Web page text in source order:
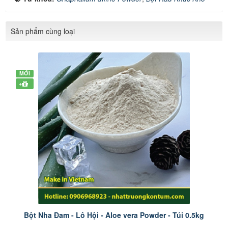
Sản phẩm cùng loại
MỚI
+
Bột Nha Đam - Lô Hội - Aloe vera Powder - Túi 0.5kg